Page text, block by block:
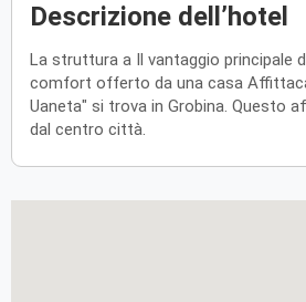
Descrizione dell’hotel
La struttura a Il vantaggio principale
comfort offerto da una casa
Uaneta" si trova in Grobina. Questo
dal centro città.